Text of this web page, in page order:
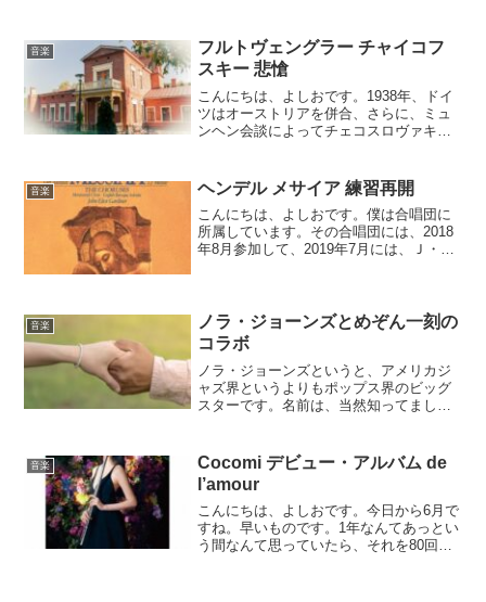
手でもあり生涯に550曲以上のソナタを残
しています。
音楽
フルトヴェングラー チャイコフ
スキー 悲愴
こんにちは、よしおです。1938年、ドイ
ツはオーストリアを併合、さらに、ミュ
ンヘン会談によってチェコスロヴァキア
の野心は現実のものとなっていき、世界
大戦への序章が始まり...
音楽 ヘンデル メサイア 練習再開
こんにちは、よしおです。僕は合唱団に
所属しています。その合唱団には、2018
年8月参加して、2019年7月には、Ｊ・
公演のプログ...
音楽
ノラ・ジョーンズとめぞん一刻の
コラボ
ノラ・ジョーンズというと、アメリカジ
ャズ界というよりもポップス界のビッグ
スターです。名前は、当然知ってました
がいいのです。ずっと夜中に記事を書き
ながら、聴いていました。
音楽
Cocomi デビュー・アルバム de
l’amour
こんにちは、よしおです。今日から6月で
すね。早いものです。1年なんてあっとい
う間なんて思っていたら、それを80回も